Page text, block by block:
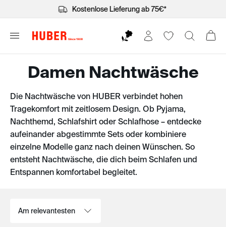
Kostenlose Lieferung ab 75€*
Damen Nachtwäsche
Die Nachtwäsche von HUBER verbindet hohen
Tragekomfort mit zeitlosem Design. Ob Pyjama,
Nachthemd, Schlafshirt oder Schlafhose – entdecke
aufeinander abgestimmte Sets oder kombiniere
einzelne Modelle ganz nach deinen Wünschen. So
entsteht Nachtwäsche, die dich beim Schlafen und
Entspannen komfortabel begleitet.